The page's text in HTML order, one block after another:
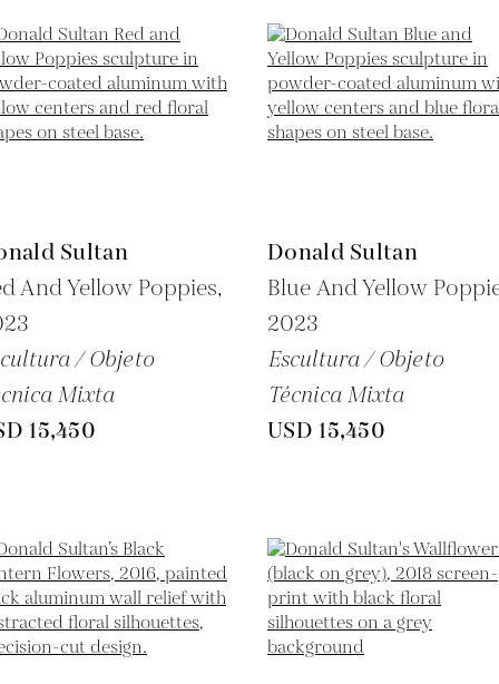
Sultan
And Yellow Poppies,
/ Objeto
Mixta
15,450
Donald Sultan
Blue And Yellow
2023
Escultura / Objeto
Técnica Mixta
USD 15,450